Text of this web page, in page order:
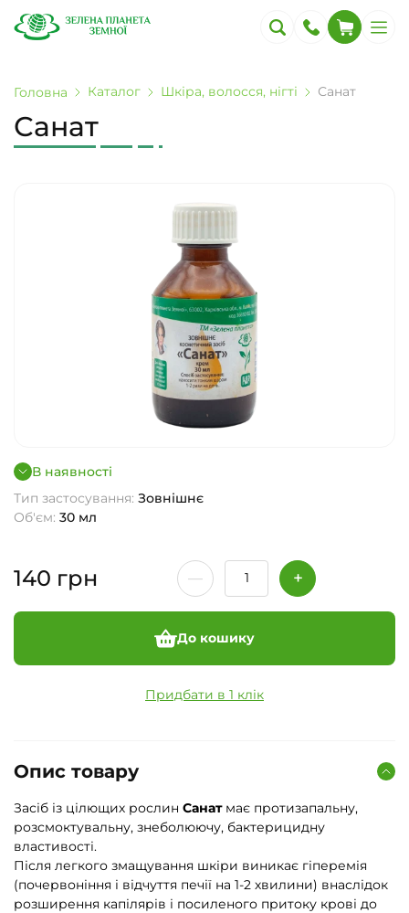
Головна Каталог Шкіра, волосся, нігті Санат
Санат
В наявності
Тип застосування: Зовнішнє
Об'єм: 30 мл
140 грн
До кошику
Придбати в 1 клік
Опис товару
Засіб із цілющих рослин Санатмає протизапальну,
розсмоктувальну, знеболюючу, бактерицидну
властивості.
Після легкого змащування шкіри виникає гіперемія
(почервоніння і відчуття печії на 1-2 хвилини) внаслідок
розширення капілярів і посиленого притоку крові до